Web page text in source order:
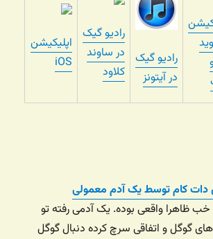
رادیو گیک
در آیتونز
رادیو گیک
در ساوند
کلاود
اپلیکیشن
iOS
دات کام توسط یک آدم معمولی
ظاهرا واقعی بوده. یک آدمی رفته تو
گوگل و اتفاقی سرچ کرده دنبال گوگل